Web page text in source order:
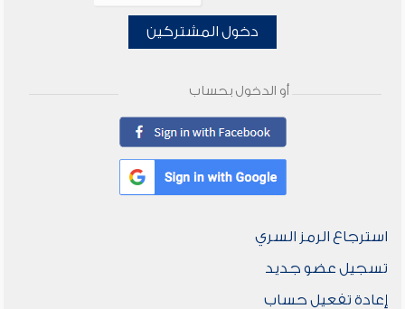
دخول المشتركين
أو الدخول بحساب
استرجاع الرمز السري
تسجيل عضو جديد
إعادة تفعيل حساب